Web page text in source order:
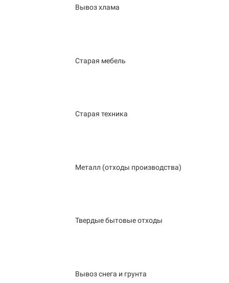
Вывоз хлама
Старая мебель
Старая техника
Металл (отходы производства)
Твердые бытовые отходы
Вывоз снега и грунта